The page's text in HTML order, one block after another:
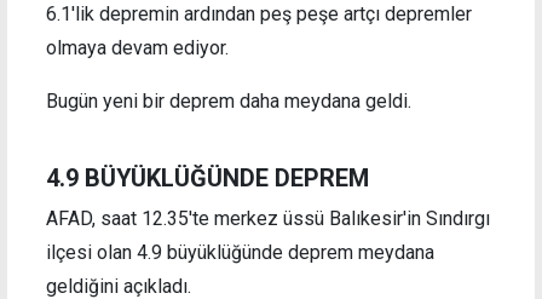
6.1'lik depremin ardından peş peşe artçı depremler
olmaya devam ediyor.
Bugün yeni bir deprem daha meydana geldi.
4.9 BÜYÜKLÜĞÜNDE DEPREM
AFAD, saat 12.35'te merkez üssü Balıkesir'in Sındırgı
ilçesi olan 4.9 büyüklüğünde deprem meydana
geldiğini açıkladı.